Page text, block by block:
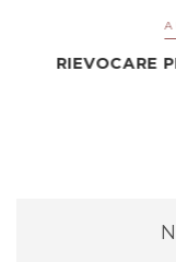
RIEVOCARE